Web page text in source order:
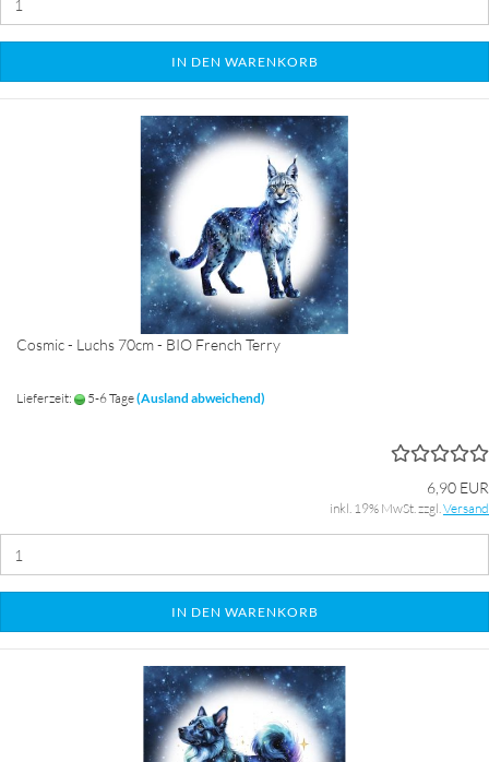
IN DEN WARENKORB
Cosmic - Luchs 70cm - BIO French Terry
Lieferzeit: 5-6 Tage(Ausland abweichend)
6,90 EUR
inkl. 19% MwSt. zzgl.Versand
IN DEN WARENKORB